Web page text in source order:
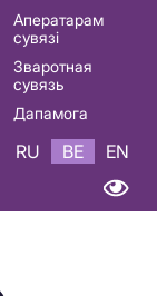
Аператарам
сувязі
Зваротная
сувязь
Дапамога
RU BE EN